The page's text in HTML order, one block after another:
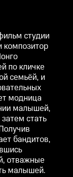
студии
композитор
по кличке
семьёй, и
модница
малышей,
стать
бандитов,
отважные
малышей.